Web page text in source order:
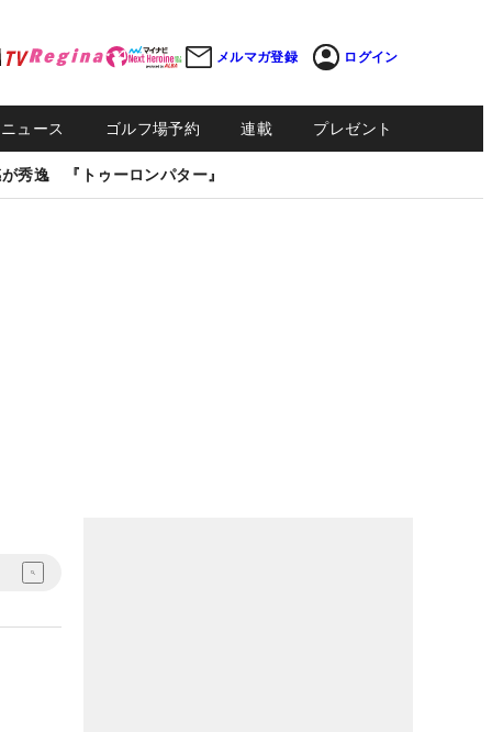
メルマガ登録 ログイン
ュース ゴルフ場予約 連載 プレゼント
秀逸 『トゥーロンパター』